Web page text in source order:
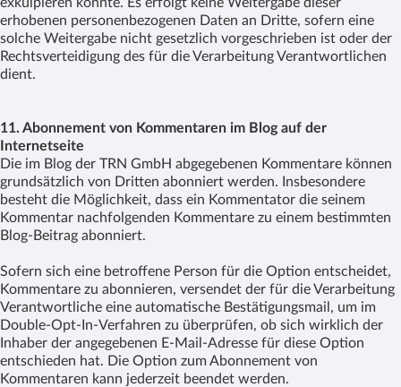
erhobenen personenbezogenen Daten an Dritte, sofern eine
solche Weitergabe nicht gesetzlich vorgeschrieben ist oder der
Rechtsverteidigung des für die Verarbeitung Verantwortlichen
dient.
11. Abonnement von Kommentaren im Blog auf der
Internetseite
Die im Blog der TRN GmbH abgegebenen Kommentare können
grundsätzlich von Dritten abonniert werden. Insbesondere
besteht die Möglichkeit, dass ein Kommentator die seinem
Kommentar nachfolgenden Kommentare zu einem bestimmten
Blog-Beitrag abonniert.
Sofern sich eine betroffene Person für die Option entscheidet,
Kommentare zu abonnieren, versendet der für die Verarbeitung
Verantwortliche eine automatische Bestätigungsmail, um im
Double-Opt-In-Verfahren zu überprüfen, ob sich wirklich der
Inhaber der angegebenen E-Mail-Adresse für diese Option
entschieden hat. Die Option zum Abonnement von
Kommentaren kann jederzeit beendet werden.